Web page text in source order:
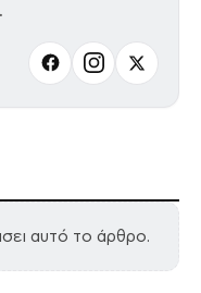
.
αυτό το άρθρο.